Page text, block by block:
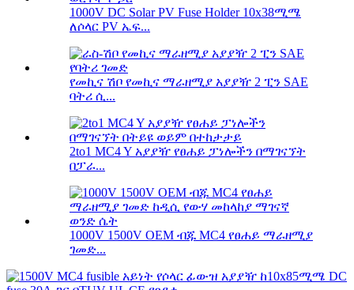
1000V DC Solar PV Fuse Holder 10x38ሚሜ
ለሶላር PV ኤፍ...
የመኪና ሽቦ የመኪና ማራዘሚያ አያያዥ 2 ፒን SAE
ባትሪ ሲ...
2to1 MC4 Y አያያዥ የፀሐይ ፓነሎችን በማገናኘት
በፓራ...
1000V 1500V OEM ብጁ MC4 የፀሐይ ማራዘሚያ
ገመድ...